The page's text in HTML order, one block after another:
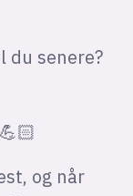
du senere?
og når